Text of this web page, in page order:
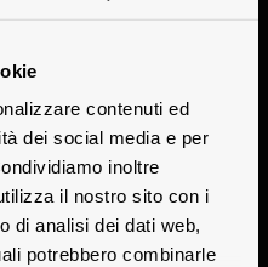
contenuti ed
dei social media e per
inoltre
il nostro sito con i
di analisi dei dati web,
potrebbero combinarle